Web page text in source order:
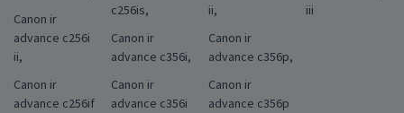
Canon ir
advance c256i
ii,
Canon ir
advance c256if
c256is,
Canon ir
advance c356i,
Canon ir
advance c356i
ii,
Canon ir
advance c356p,
Canon ir
advance c356p
iii